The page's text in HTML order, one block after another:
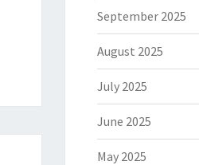
September 2025
August 2025
July 2025
June 2025
May 2025